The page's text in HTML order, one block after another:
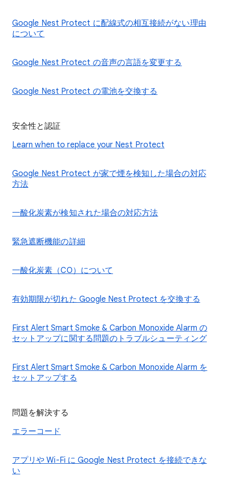
Google Nest Protect に配線式の相互接続がない理由
について
Google Nest Protect の音声の言語を変更する
Google Nest Protect の電池を交換する
安全性と認証
Learn when to replace your Nest Protect
Google Nest Protect が家で煙を検知した場合の対応
方法
一酸化炭素が検知された場合の対応方法
緊急遮断機能の詳細
一酸化炭素（CO）について
有効期限が切れた Google Nest Protect を交換する
First Alert Smart Smoke & Carbon Monoxide Alarm の
セットアップに関する問題のトラブルシューティング
First Alert Smart Smoke & Carbon Monoxide Alarm を
セットアップする
問題を解決する
エラーコード
アプリや Wi-Fi に Google Nest Protect を接続できな
い